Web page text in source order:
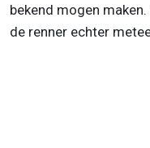
bekend mogen
de renner echter